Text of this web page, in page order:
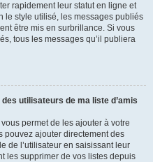
rapidement leur statut en ligne et
le style utilisé, les messages publiés
être mis en surbrillance. Si vous
tous les messages qu’il publiera
utilisateurs de ma liste d’amis
permet de les ajouter à votre
pouvez ajouter directement des
de l’utilisateur en saisissant leur
les supprimer de vos listes depuis